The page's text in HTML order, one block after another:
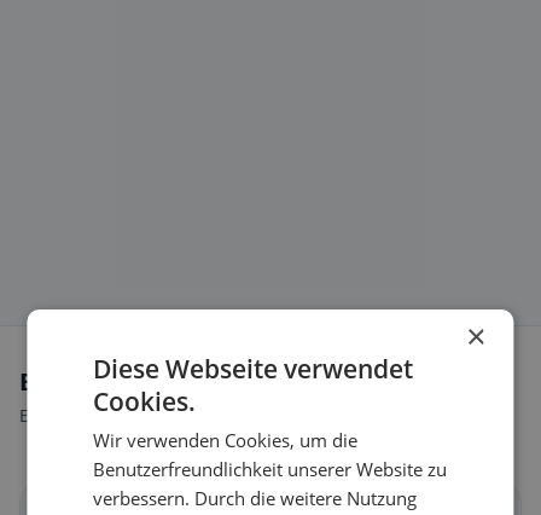
Ernährungsweisen in Amriswil
Entdecke Restaurants passend zu deiner Ernährungsweise.
×
Diese Webseite verwendet
Cookies.
Wir verwenden Cookies, um die
Benutzerfreundlichkeit unserer Website zu
verbessern. Durch die weitere Nutzung